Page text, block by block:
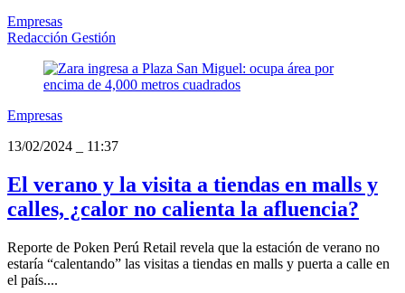
Empresas
Redacción Gestión
Empresas
13/02/2024
11:37
El verano y la visita a tiendas en malls y
calles, ¿calor no calienta la afluencia?
Reporte de Poken Perú Retail revela que la estación de verano no
estaría “calentando” las visitas a tiendas en malls y puerta a calle en
el país....